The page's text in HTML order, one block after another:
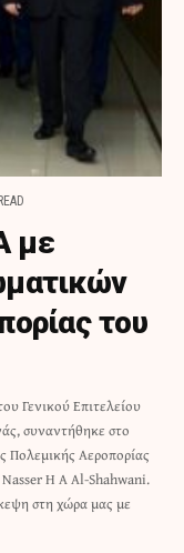
με
του
Γενικού Επιτελείου
συναντήθηκε στο
Πολεμικής Αεροπορίας
H A Al-Shahwani.
στη χώρα μας με